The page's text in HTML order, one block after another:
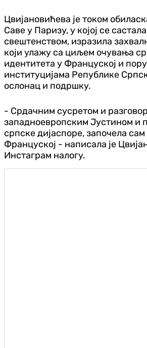
Цвијановићева је током
Саве у Паризу, у којој се
свештенством, изразила
који улажу са циљем очувања
идентитета у Француској и
институцијама Републике
ослонац и подршку.
- Срдачним сусретом и
западноевропским Јустином и
српске дијаспоре, започела
Француској - написала је
Инстаграм налогу.